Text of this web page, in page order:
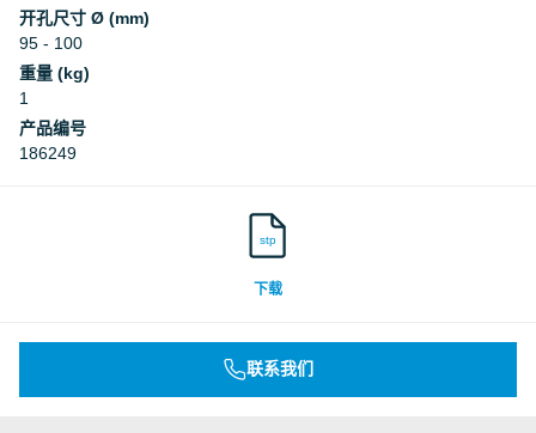
开孔尺寸 Ø (mm)
95 - 100
重量 (kg)
1
产品编号
186249
stp
下载
联系我们